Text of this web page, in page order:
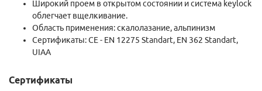
Широкий проем в открытом состоянии и система keylock
облегчает вщелкивание.
Область применения: скалолазание, альпинизм
Сертификаты: CE - EN 12275 Standart, EN 362 Standart,
UIAA
Сертификаты